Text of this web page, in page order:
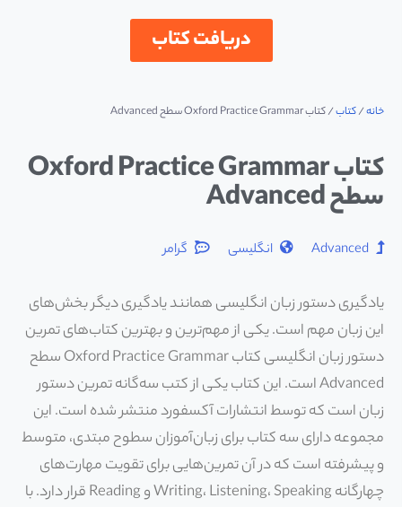
دریافت کتاب
خانه/کتاب/ کتاب Oxford Practice Grammar سطح Advanced
کتاب Oxford Practice Grammar
سطح Advanced
Advanced انگلیسی گرامر
یادگیری دستور زبان انگلیسی همانند یادگیری دیگر بخش‌های
این زبان مهم است. یکی از مهم‌ترین و بهترین کتاب‌های تمرین
دستور زبان انگلیسی کتاب Oxford Practice Grammar سطح
Advanced است. این کتاب یکی از کتب سه‌گانه تمرین دستور
زبان است که توسط انتشارات آکسفورد منتشر شده است. این
مجموعه دارای سه کتاب برای زبان‌آموزان سطوح مبتدی، متوسط
و پیشرفته است که در آن تمرین‌هایی برای تقویت مهارت‌های
چهارگانه Writing، Listening، Speaking و Reading قرار دارد. با